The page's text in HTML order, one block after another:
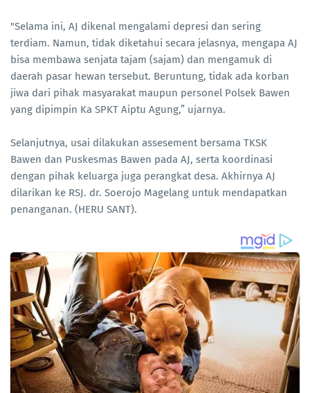
"Selama ini, AJ dikenal mengalami depresi dan sering
terdiam. Namun, tidak diketahui secara jelasnya, mengapa AJ
bisa membawa senjata tajam (sajam) dan mengamuk di
daerah pasar hewan tersebut. Beruntung, tidak ada korban
jiwa dari pihak masyarakat maupun personel Polsek Bawen
yang dipimpin Ka SPKT Aiptu Agung,” ujarnya.
Selanjutnya, usai dilakukan assesement bersama TKSK
Bawen dan Puskesmas Bawen pada AJ, serta koordinasi
dengan pihak keluarga juga perangkat desa. Akhirnya AJ
dilarikan ke RSJ. dr. Soerojo Magelang untuk mendapatkan
penanganan. (HERU SANT).